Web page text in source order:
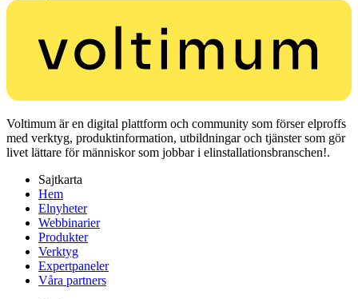
Voltimum är en digital plattform och community som förser elproffs
med verktyg, produktinformation, utbildningar och tjänster som gör
livet lättare för människor som jobbar i elinstallationsbranschen!.
Sajtkarta
Hem
Elnyheter
Webbinarier
Produkter
Verktyg
Expertpaneler
Våra partners